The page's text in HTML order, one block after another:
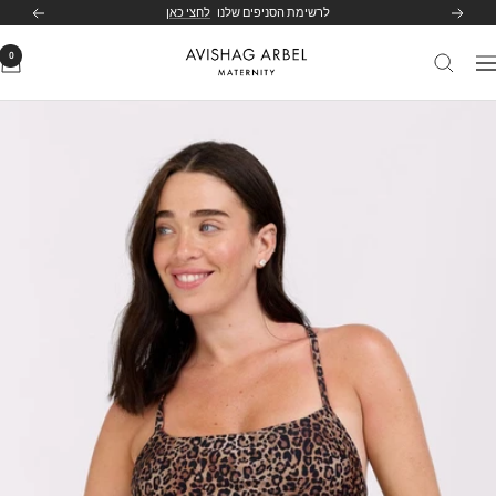
הקודם לרשימת הסניפים שלנו לחצי כאן הבא
ניווט
Avishag
0